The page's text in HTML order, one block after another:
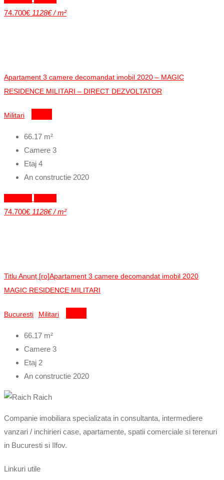
74.700€ 1128€ / m²
Apartament 3 camere decomandat imobil 2020 – MAGIC
RESIDENCE MILITARI – DIRECT DEZVOLTATOR
Militari
66.17 m²
Camere 3
Etaj 4
An constructie 2020
74.700€ 1128€ / m²
Titlu Anunț [ro]Apartament 3 camere decomandat imobil 2020
MAGIC RESIDENCE MILITARI
Bucuresti Militari
66.17 m²
Camere 3
Etaj 2
An constructie 2020
Companie imobiliara specializata in consultanta, intermediere
vanzari / inchirieri case, apartamente, spatii comerciale si terenuri
in Bucuresti si Ilfov.
Linkuri utile